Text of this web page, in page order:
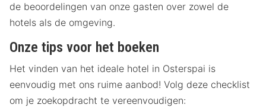
de beoordelingen van onze gasten over zowel de
hotels als de omgeving.
Onze tips voor het boeken
Het vinden van het ideale hotel in Osterspai is
eenvoudig met ons ruime aanbod! Volg deze checklist
om je zoekopdracht te vereenvoudigen: